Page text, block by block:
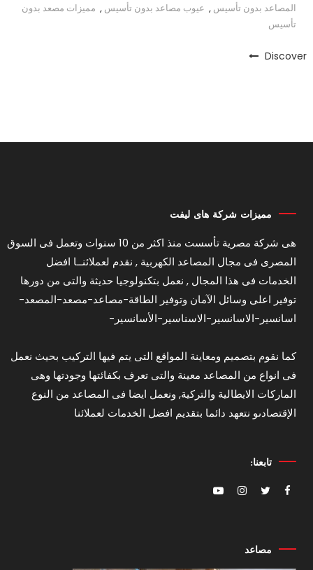
المصاعد بدون تأسيس , عيوب مصاعد بدون تأسيس , مميزات مصعد بدون
تأسيس
Discover
مميزات شركة هاى ليفت
هى شركة مصرية تأسست منذ اكثر من 10 سنوات وتعمل فى السوق
المصرى فى مجال المصاعد الكهربية , نقدم لعملائنــا افضل
الخدمات فى هذا المجال , نعمل بتكنولوجيا حديثة والتى من دورها
توفير اعلى وسائل الآمان وتوفير الطاقة-مصاعد-مصعد-المصعد-
اسانسير-الاسانسير-الاسناسير-الأسانسير-
كما نقوم بتصميم ومعاينة المواقع التى يتم فيها التركيب بحيث نعمل
فى انواع من المصاعد معينة والتى تعرف بكفائتها وجودتها وهى
الماركات الايطالية والتركية, ونعمل ايضا فى المصاعد من النوع
الإقتصادىو نتعهد دائما بتقديم افضل الخدمات لعملائنا
تابعنا:
مصاعد